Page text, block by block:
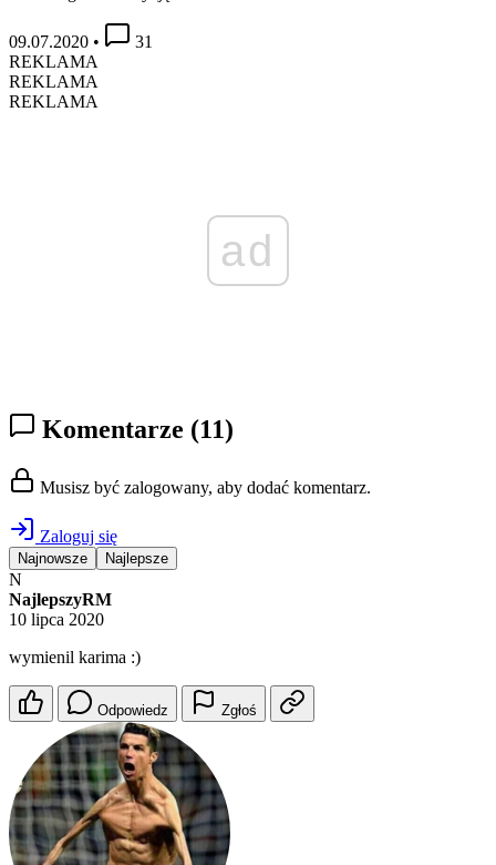
09.07.2020 •
31
REKLAMA
REKLAMA
REKLAMA
ad
Komentarze (11)
Musisz być zalogowany, aby dodać komentarz.
Zaloguj się
Najnowsze Najlepsze
N
NajlepszyRM
10 lipca 2020
wymienil karima :)
Odpowiedz Zgłoś